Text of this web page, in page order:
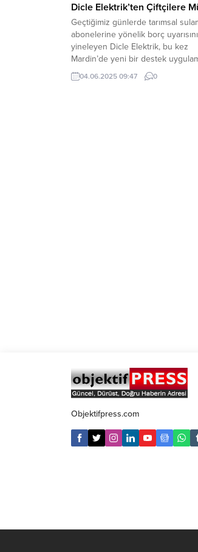
Dicle Elektrik’ten Çiftçilere
Geçtiğimiz günlerde tarımsal
abonelerine yönelik borç uyarısını
yineleyen Dicle Elektrik, bu kez
Mardin’de yeni bir destek
devreye aldı. Borcunu ödeyen
sulama sezonunda mağduriyet
04.06.2025 09:47 0
Objektifpress.com